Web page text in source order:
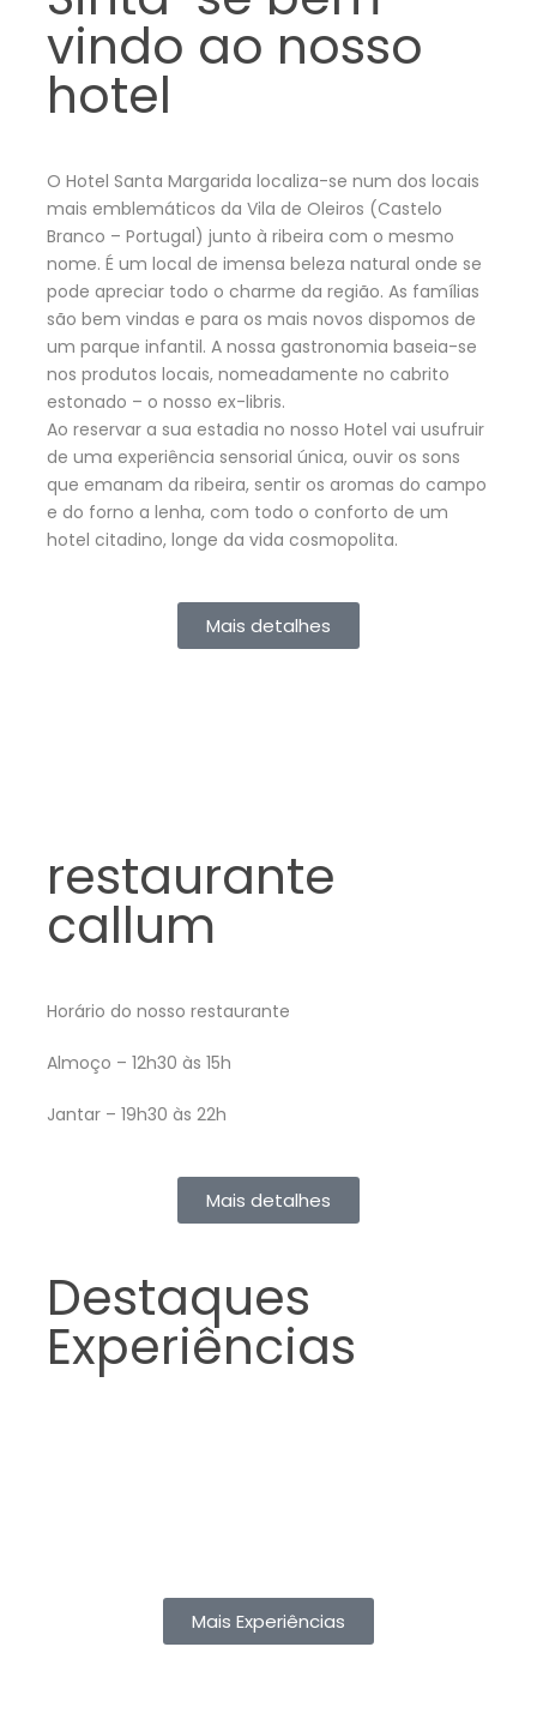
vindo ao nosso
hotel
O Hotel Santa Margarida localiza-se num dos locais
mais emblemáticos da Vila de Oleiros (Castelo
Branco – Portugal) junto à ribeira com o mesmo
nome. É um local de imensa beleza natural onde se
pode apreciar todo o charme da região. As famílias
são bem vindas e para os mais novos dispomos de
um parque infantil. A nossa gastronomia baseia-se
nos produtos locais, nomeadamente no cabrito
estonado – o nosso ex-libris.
Ao reservar a sua estadia no nosso Hotel vai usufruir
de uma experiência sensorial única, ouvir os sons
que emanam da ribeira, sentir os aromas do campo
e do forno a lenha, com todo o conforto de um
hotel citadino, longe da vida cosmopolita.
Mais detalhes
restaurante
callum
Horário do nosso restaurante
Almoço – 12h30 às 15h
Jantar – 19h30 às 22h
Mais detalhes
Destaques
Experiências
Mais Experiências